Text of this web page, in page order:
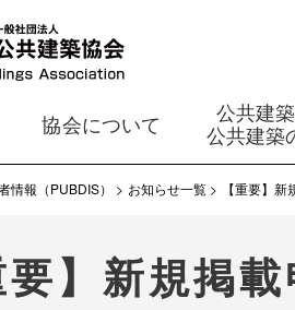
協会について
公共建
公共建築
情報（PUBDIS） お知らせ一覧 【重要】
要】新規掲